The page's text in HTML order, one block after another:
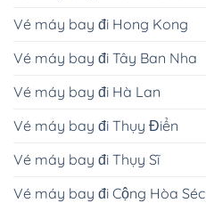
Vé máy bay đi Hong Kong
Vé máy bay đi Tây Ban Nha
Vé máy bay đi Hà Lan
Vé máy bay đi Thụy Điển
Vé máy bay đi Thụy Sĩ
Vé máy bay đi Cộng Hòa Séc